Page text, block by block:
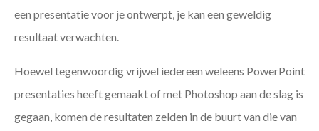
een presentatie voor je ontwerpt, je kan een geweldig
resultaat verwachten.
Hoewel tegenwoordig vrijwel iedereen weleens PowerPoint
presentaties heeft gemaakt of met Photoshop aan de slag is
gegaan, komen de resultaten zelden in de buurt van die van